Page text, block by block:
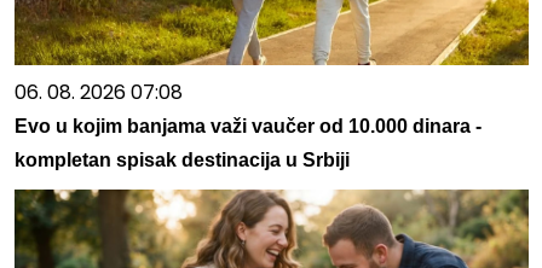
06. 08. 2026 07:08
Evo u kojim banjama važi vaučer od 10.000 dinara -
kompletan spisak destinacija u Srbiji